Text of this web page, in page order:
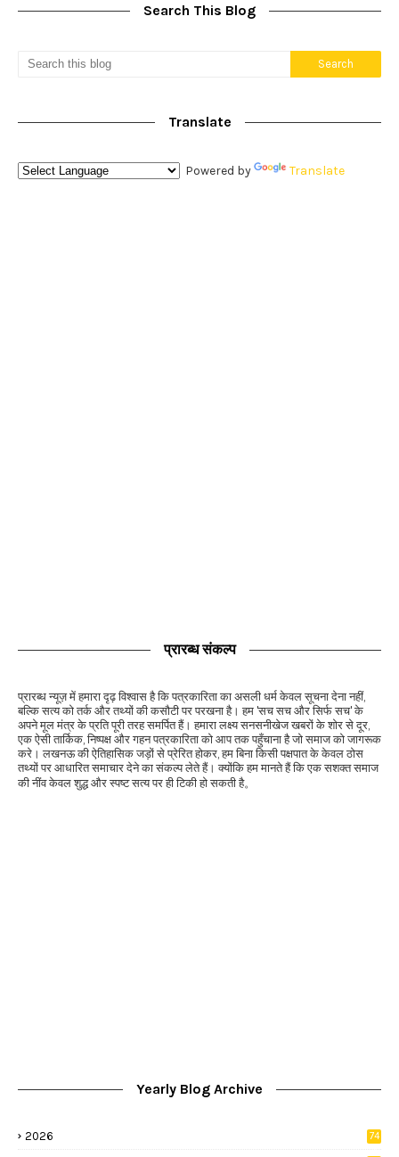
Search This Blog
Translate
Powered by Translate
प्रारब्ध संकल्प
प्रारब्ध न्यूज़ में हमारा दृढ़ विश्वास है कि पत्रकारिता का असली धर्म केवल सूचना देना नहीं,
बल्कि सत्य को तर्क और तथ्यों की कसौटी पर परखना है। हम 'सच सच और सिर्फ सच' के
अपने मूल मंत्र के प्रति पूरी तरह समर्पित हैं। हमारा लक्ष्य सनसनीखेज खबरों के शोर से दूर,
एक ऐसी तार्किक, निष्पक्ष और गहन पत्रकारिता को आप तक पहुँचाना है जो समाज को जागरूक
करे। लखनऊ की ऐतिहासिक जड़ों से प्रेरित होकर, हम बिना किसी पक्षपात के केवल ठोस
तथ्यों पर आधारित समाचार देने का संकल्प लेते हैं। क्योंकि हम मानते हैं कि एक सशक्त समाज
की नींव केवल शुद्ध और स्पष्ट सत्य पर ही टिकी हो सकती है。
Yearly Blog Archive
2026
74